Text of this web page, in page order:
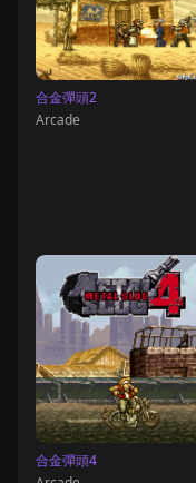
合金彈頭2
Arcade
合金彈頭4